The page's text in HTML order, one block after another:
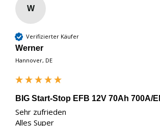
W
Verifizierter Käufer
Werner
Hannover, DE
BIG Start-Stop EFB 12V 70Ah 700A/
Sehr zufrieden
Alles Super